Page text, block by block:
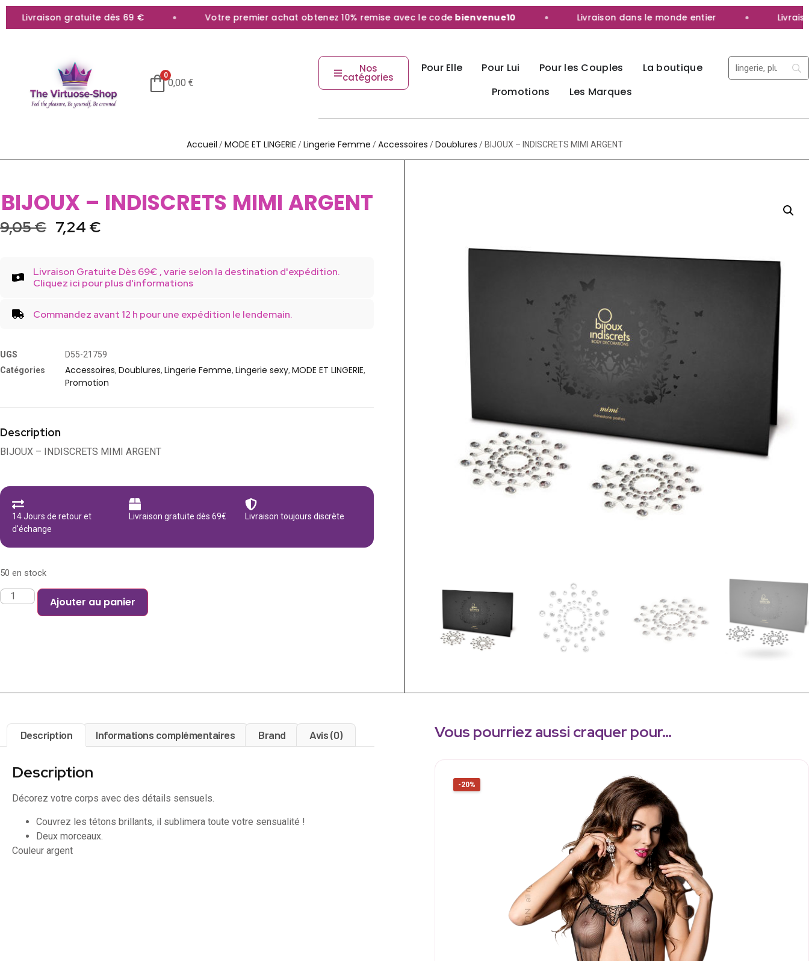
Livraison gratuite dès 69 € Votre premier achat obtenez 10% remise avec le code bienvenue10 Livraison dans le monde entier Livraison
0
0,00€
Nos
catégories
Pour Elle Pour Lui Pour les Couples
La boutique
Promotions
Les Marques
Accueil /MODE ET LINGERIE /Lingerie Femme /Accessoires /Doublures / BIJOUX – INDISCRETS MIMI ARGENT
BIJOUX – INDISCRETS MIMI ARGENT
9,05€ 7,24 €
Livraison Gratuite Dès 69€ , varie selon la destination d'expédition.
Cliquez ici pour plus d'informations
Commandez avant 12 h pour une expédition le lendemain.
UGS
D55-21759
Catégories
Accessoires, Doublures, Lingerie Femme, Lingerie sexy, MODE ET LINGERIE,
Promotion
Description
BIJOUX – INDISCRETS MIMI ARGENT
14 Jours de retour et
d'échange
Livraison gratuite dès 69€ Livraison toujours discrète
50 en stock
Ajouter au panier
Description Informations complémentaires Brand Avis (0)
Description
Décorez votre corps avec des détails sensuels.
Couvrez les tétons brillants, il sublimera toute votre sensualité !
Deux morceaux.
Couleur argent
Vous pourriez aussi craquer pour…
-20%